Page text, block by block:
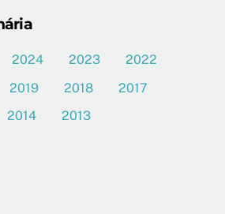
2024 2023
2022
2019 2018
2017
2014 2013